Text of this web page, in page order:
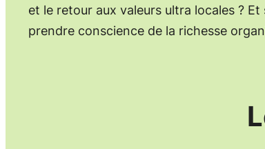
et le retour aux valeurs ultra locales ?
prendre conscience de la richesse